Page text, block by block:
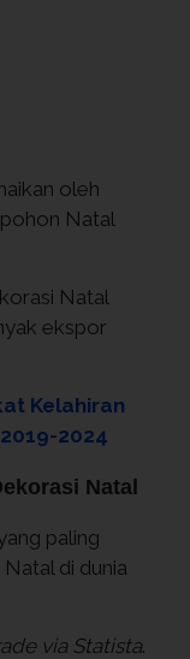
oleh
Natal
Natal
ekspor
Kelahiran
2024
Natal
paling
di dunia
via Statista.